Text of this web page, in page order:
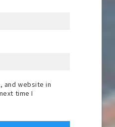
and website in
time I